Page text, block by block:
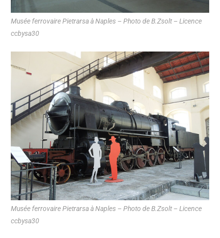
Musée ferrovaire Pietrarsa à Naples – Photo de B.Zsolt – Licence
ccbysa30
Musée ferrovaire Pietrarsa à Naples – Photo de B.Zsolt – Licence
ccbysa30